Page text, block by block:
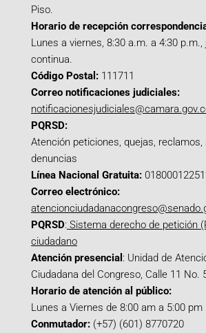
Piso.
Horario de recepción
Lunes a viernes, 8:30 a.m. a 4:30 p.m.,
continua.
Código Postal: 111711
Correo notificaciones judiciales:
PQRSD:
Atención peticiones, quejas,
denuncias
Línea Nacional Gratuita:
Correo electrónico:
PQRSD: Sistema derecho de petición
ciudadano
Atención presencial : Unidad de
Ciudadana del Congreso, Calle 11 No.
Horario de atención al público:
Lunes a Viernes de 8:00 am a 5:00 pm
Conmutador: (+57) (601) 8770720